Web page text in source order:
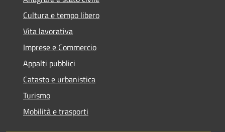
Cultura e tempo libero
Vita lavorativa
Imprese e Commercio
Appalti pubblici
Catasto e urbanistica
Turismo
Mobilità e trasporti